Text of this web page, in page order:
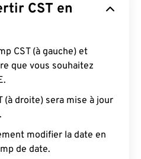
CST en
CST (à gauche) et
que vous souhaitez
(à droite) sera mise à jour
modifier la date en
de date.